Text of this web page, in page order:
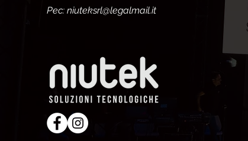
Pec: niuteksrl@legalmail.it